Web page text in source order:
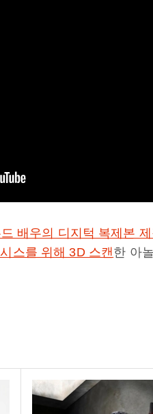
배우의 디지턱 복제본
스를 위해 3D 스캔한 아